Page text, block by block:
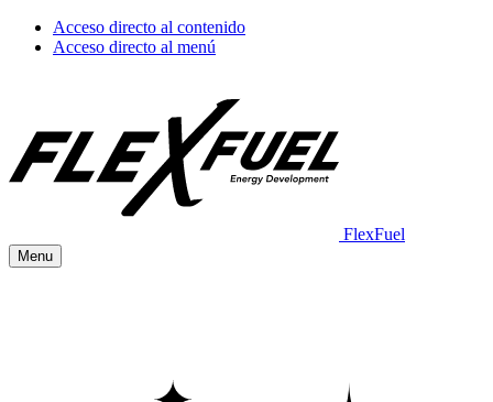
Acceso directo al contenido
Acceso directo al menú
FlexFuel
Menu